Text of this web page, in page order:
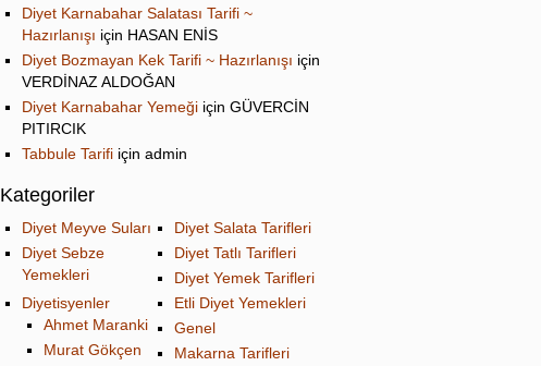
Diyet Karnabahar Salatası Tarifi ~
Hazırlanışı için HASAN ENİS
Diyet Bozmayan Kek Tarifi ~ Hazırlanışı için
VERDİNAZ ALDOĞAN
Diyet Karnabahar Yemeği için GÜVERCİN
PITIRCIK
Tabbule Tarifi için admin
Kategoriler
Diyet Meyve Suları
Diyet Salata Tarifleri
Diyet Sebze
Yemekleri
Diyet Tatlı Tarifleri
Diyet Yemek Tarifleri
Diyetisyenler
Ahmet Maranki
Murat Gökçen
Etli Diyet Yemekleri
Genel
Makarna Tarifleri